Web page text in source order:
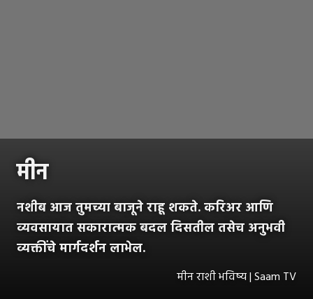
मीन
नशीब आज तुमच्या बाजूने राहू शकते. करिअर आणि
व्यवसायात सकारात्मक बदल दिसतील तसेच अनुभवी
व्यक्तींचे मार्गदर्शन लाभेल.
मीन राशी भविष्य | Saam TV